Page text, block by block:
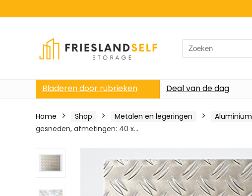
Search
for:
Bladeren door rubrieken Deal van de dag
Home Shop Metalen en legeringen Aluminium
gesneden, afmetingen: 40 x…